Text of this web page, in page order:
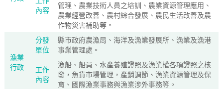
內容
管理、農業技術人員之培訓、農業資源管理應用、
農業經營改善、農村綜合發展、農民生活改善及農
作物災害補助等。
漁業
行政
分發
單位
縣市政府農漁局、海洋及漁業發展所、漁業及漁港
事業管理處。
工作
內容
漁船、船員、水產養殖證照及漁業權各項證照之核
發，魚貨市場管理，產銷調節、漁業資源管理及保
育、國際漁業事務與漁業涉外事務等。